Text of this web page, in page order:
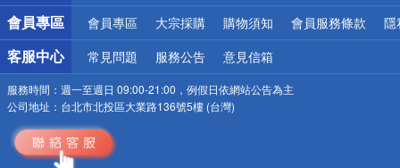
會員專區 會員專區 大宗採購 購物須知 會員服務條款 隱
客服中心 常見問題 服務公告 意見信箱
服務時間： 週一至週日 09:00-21:00，例假日依網站公告為主
公司地址： 台北市北投區大業路136號5樓 (台灣)